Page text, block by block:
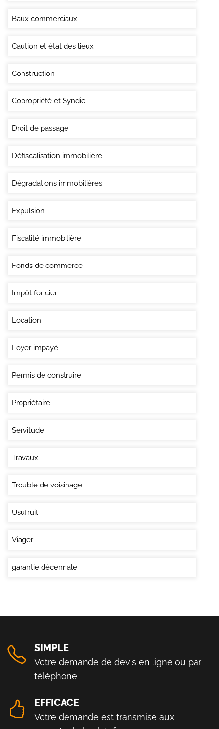
Baux commerciaux
Caution et état des lieux
Construction
Copropriété et Syndic
Droit de passage
Défiscalisation immobilière
Dégradations immobilières
Expulsion
Fiscalité immobilière
Fonds de commerce
Impôt foncier
Location
Loyer impayé
Permis de construire
Propriétaire
Servitude
Travaux
Trouble de voisinage
Usufruit
Viager
garantie décennale
SIMPLE
Votre demande de devis en ligne ou par
téléphone
EFFICACE
Votre demande est transmise aux